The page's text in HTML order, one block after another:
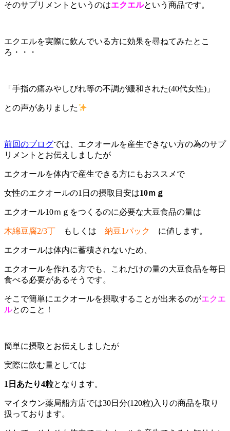
そのサプリメントというのはエクエルという商品です。
エクエルを実際に飲んでいる方に効果を尋ねてみたとこ
ろ・・・
「手指の痛みやしびれ等の不調が緩和された(40代女性) 」
との声がありました
前回のブログでは、エクオールを産生できない方の為のサプ
リメント とお伝えしましたが
エクオールを体内で産生できる方にもおススメで
女性のエクオールの1日の摂取目安は10ｍｇ
エクオール10ｍｇをつくるのに必要な大豆食品の量は
木綿豆腐2/3丁 もしくは 納豆1パック に値します。
エクオールは体内に蓄積されないため、
エクオールを作れる方でも、これだけの量の大豆食品を毎日
食べる必要があるそうです。
そこで簡単にエクオールを摂取することが出来るのがエクエ
ルとのこと！
簡単に摂取とお伝えしましたが
実際に飲む量としては
1日あたり4粒となります。
マイタウン薬局船方店では30日分(120粒)入りの商品を取り
扱っております。